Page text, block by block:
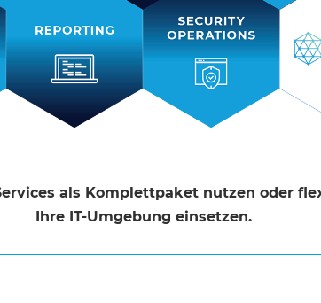
als Komplettpaket nutzen oder
Ihre IT-Umgebung einsetzen.